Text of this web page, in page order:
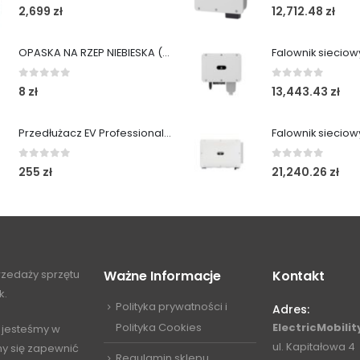
5.00 out of 5
2,699 zł
OPASKA NA RZEP NIEBIESKA (1 SZT)
0 out of 5
8 zł
Przedłużacz EV ProfessionalLINE IP54 10m ElectricMobility
0 out of 5
255 zł
0out of 5
12,712.48 zł
0out of 5
13,443.43 zł
0out of 5
21,240.26 zł
sprzętu
w
się zapewnić
Ważne Informacje
Polityka prywatności i
Polityka Cookies
Kontakt
Adres:
ul. Kapitałowa 4